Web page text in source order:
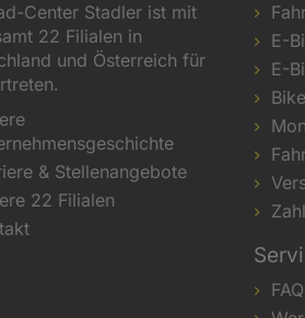
Center Stadler ist mit
22 Filialen in
und Österreich für
& Stellenangebote
22 Filialen
E-
E-